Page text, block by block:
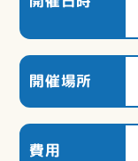
開催場所
費用